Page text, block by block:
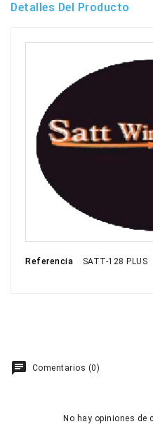
Detalles Del Producto
Referencia SATT-128 PLUS
Comentarios (0)
No hay opiniones de